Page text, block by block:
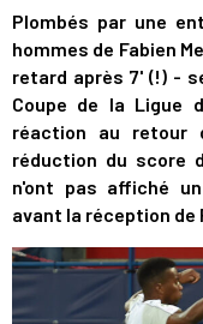
Plombés par une
hommes de Fabien
retard après 7' (!) -
Coupe de la Ligue
réaction au retour
réduction du score
n'ont pas affiché
avant la réception de